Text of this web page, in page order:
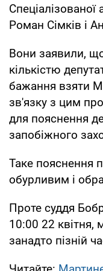
Спеціалізованої
Роман Сімків і
Вони заявили,
кількістю
бажання взяти
зв'язку з цим
для пояснення
запобіжного
Таке пояснення
обурливим і
Проте суддя
10:00 22
занадто пізній